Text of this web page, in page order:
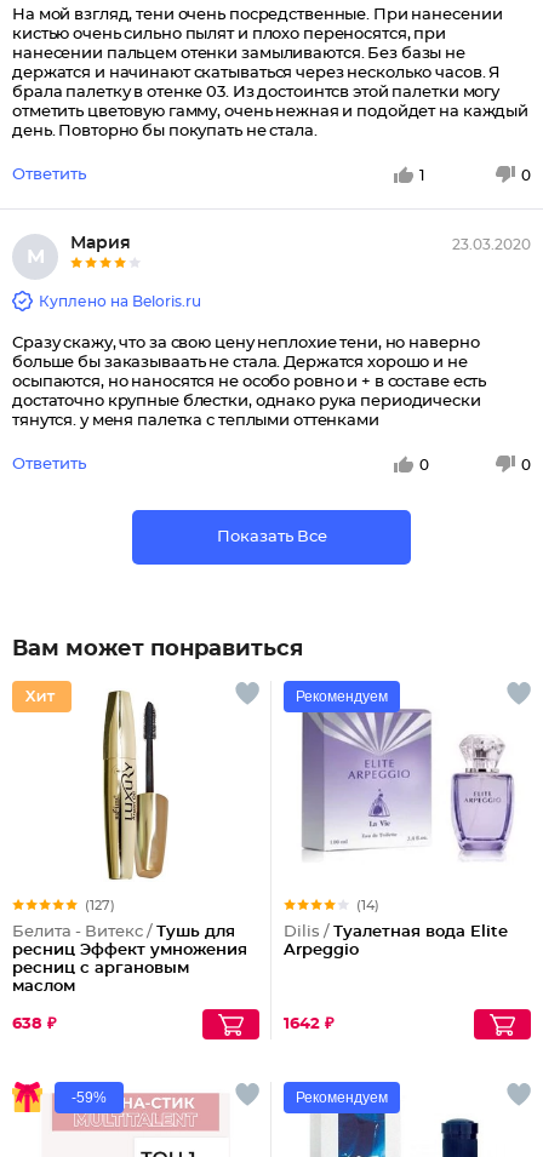
На мой взгляд, тени очень посредственные. При нанесении
кистью очень сильно пылят и плохо переносятся, при
нанесении пальцем отенки замыливаются. Без базы не
держатся и начинают скатываться через несколько часов. Я
брала палетку в отенке 03. Из достоинтсв этой палетки могу
отметить цветовую гамму, очень нежная и подойдет на каждый
день. Повторно бы покупать не стала.
Ответить 1 0
М
Мария 23.03.2020
Куплено на Beloris.ru
Сразу скажу, что за свою цену неплохие тени, но наверно
больше бы заказываать не стала. Держатся хорошо и не
осыпаются, но наносятся не особо ровно и + в составе есть
достаточно крупные блестки, однако рука периодически
тянутся. у меня палетка с теплыми оттенками
Ответить 0 0
Показать Все
Вам может понравиться
(127)
Белита - Витекс / Тушь для
ресниц Эффект умножения
ресниц с аргановым
маслом
638 ₽
Рекомендуем
(14)
Dilis / Туалетная вода Elite
Arpeggio
1642 ₽
-59% Рекомендуем